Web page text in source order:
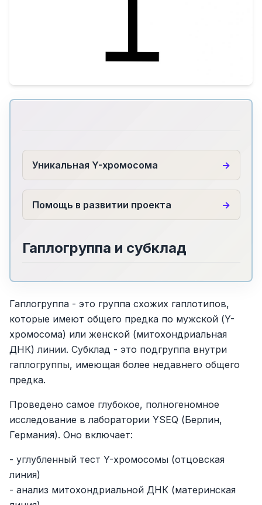
Уникальная Y-хромосома
Помощь в развитии проекта
Гаплогруппа и субклад
Гаплогруппа - это группа схожих гаплотипов,
которые имеют общего предка по мужской (Y-
хромосома) или женской (митохондриальная
ДНК) линии. Субклад - это подгруппа внутри
гаплогруппы, имеющая более недавнего общего
предка.
Проведено самое глубокое, полногеномное
исследование в лаборатории YSEQ (Берлин,
Германия). Оно включает:
- углубленный тест Y-хромосомы (отцовская
линия)
- анализ митохондриальной ДНК (материнская